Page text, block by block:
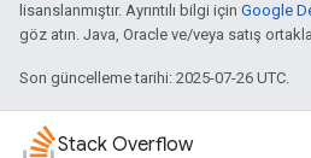
lisanslanmıştır. Ayrıntılı bilgi için Google
göz atın. Java, Oracle ve/veya satış
Son güncelleme tarihi: 2025-07-26 UTC.
Stack Overflow